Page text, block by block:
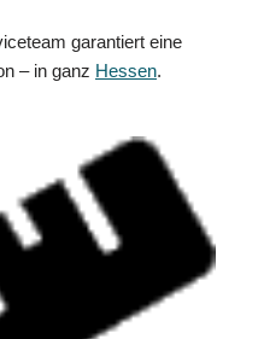
garantiert eine
– in ganz Hessen.